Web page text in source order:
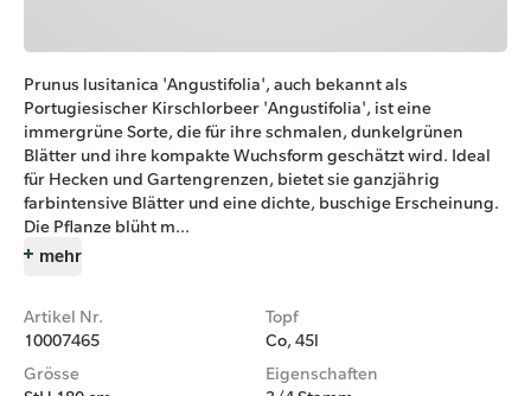
Prunus lusitanica 'Angustifolia', auch bekannt als
Portugiesischer Kirschlorbeer 'Angustifolia', ist eine
immergrüne Sorte, die für ihre schmalen, dunkelgrünen
Blätter und ihre kompakte Wuchsform geschätzt wird. Ideal
für Hecken und Gartengrenzen, bietet sie ganzjährig
farbintensive Blätter und eine dichte, buschige Erscheinung.
Die Pflanze blüht m...
mehr
Artikel Nr.
10007465
Topf
Co, 45l
Grösse
Eigenschaften